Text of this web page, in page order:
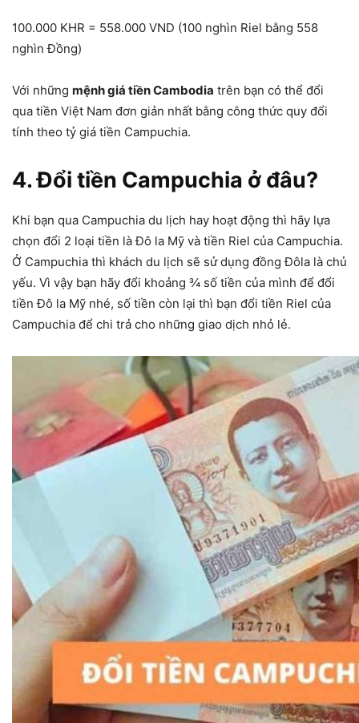
100.000 KHR = 558.000 VND (100 nghìn Riel bằng 558
nghìn Đồng)
Với những mệnh giá tiền Cambodia trên bạn có thể đổi
qua tiền Việt Nam đơn giản nhất bằng công thức quy đổi
tính theo tỷ giá tiền Campuchia.
4. Đổi tiền Campuchia ở đâu?
Khi bạn qua Campuchia du lịch hay hoạt động thì hãy lựa
chọn đổi 2 loại tiền là Đô la Mỹ và tiền Riel của Campuchia.
Ở Campuchia thì khách du lịch sẽ sử dụng đồng Đôla là chủ
yếu. Vì vậy bạn hãy đổi khoảng ¾ số tiền của mình để đổi
tiền Đô la Mỹ nhé, số tiền còn lại thì bạn đổi tiền Riel của
Campuchia để chi trả cho những giao dịch nhỏ lẻ.